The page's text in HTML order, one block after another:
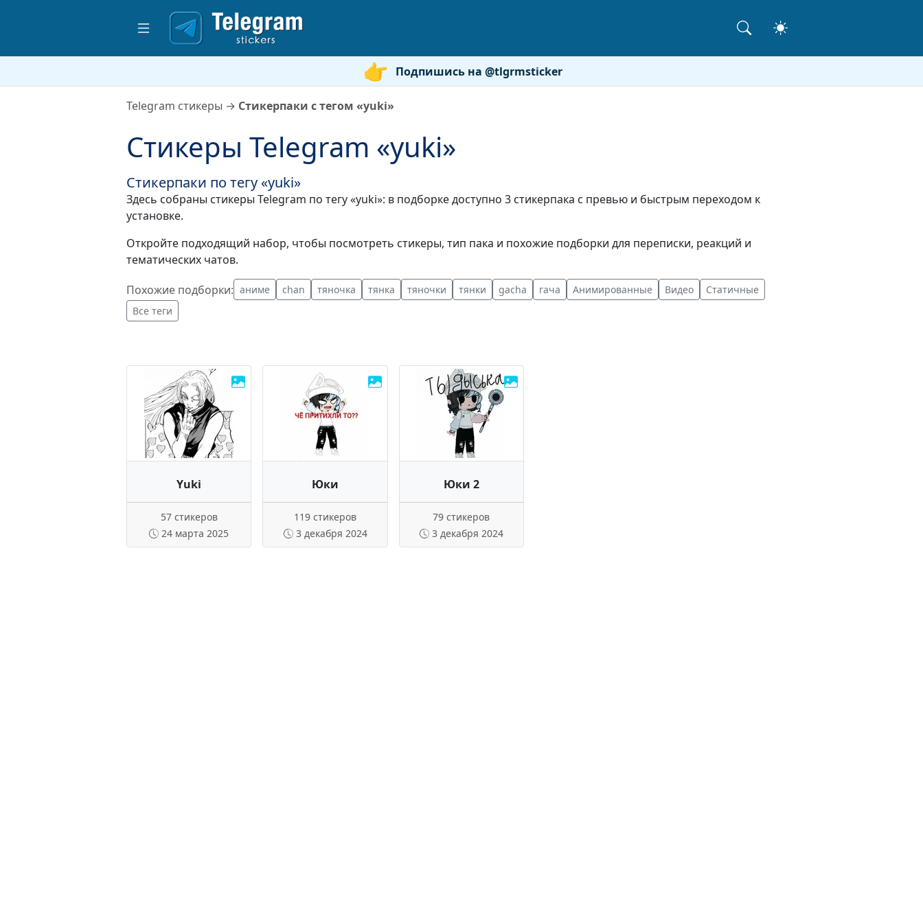
Подпишись на @tlgrmsticker
Telegram стикеры → Стикерпаки с тегом «yuki»
Стикеры Telegram «yuki»
Стикерпаки по тегу «yuki»
Здесь собраны стикеры Telegram по тегу «yuki»: в подборке доступно 3 стикерпака с превью и быстрым переходом к
установке.
Откройте подходящий набор, чтобы посмотреть стикеры, тип пака и похожие подборки для переписки, реакций и
тематических чатов.
Похожие подборки: аниме chan тяночка тянка тяночки тянки gacha гача Анимированные Видео
Статичные
Все теги
Yuki
57 стикеров
24 марта 2025
Юки
119 стикеров
3 декабря 2024
Юки 2
79 стикеров
3 декабря 2024